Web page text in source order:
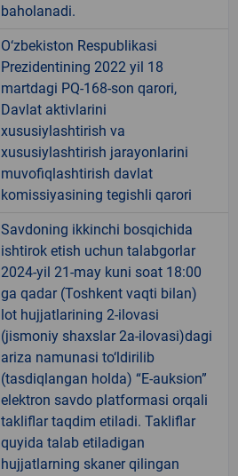
baholanadi.
O‘zbekiston Respublikasi
Prezidentining 2022 yil 18
martdagi PQ-168-son qarori,
Davlat aktivlarini
xususiylashtirish va
xususiylashtirish jarayonlarini
muvofiqlashtirish davlat
komissiyasining tegishli qarori
Savdoning ikkinchi bosqichida
ishtirok etish uchun talabgorlar
2024-yil 21-may kuni soat 18:00
ga qadar (Toshkent vaqti bilan)
lot hujjatlarining 2-ilovasi
(jismoniy shaxslar 2a-ilovasi)dagi
ariza namunasi to‘ldirilib
(tasdiqlangan holda) “E-auksion”
elektron savdo platformasi orqali
takliflar taqdim etiladi. Takliflar
quyida talab etiladigan
hujjatlarning skaner qilingan